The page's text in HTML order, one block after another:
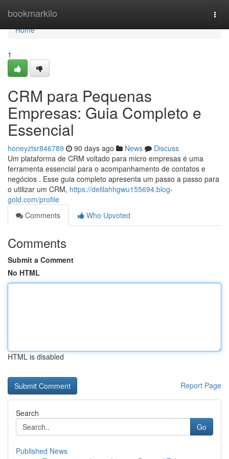
bookmarkilo
Home
Home
1
CRM para Pequenas
Empresas: Guia Completo e
Essencial
honeyztsr846789 90 days ago News
Discuss
Um plataforma de CRM voltado para micro empresas é uma
ferramenta essencial para o acompanhamento de contatos e
negócios . Esse guia completo apresenta um passo a passo para
o utilizar um CRM, https://delilahhgwu155694.blog-
gold.com/profile
Comments
Who Upvoted
Comments
Submit a Comment
No HTML
HTML is disabled
Report Page
Search
Go
Published News